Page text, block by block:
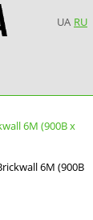
UA RU
6М (900В х